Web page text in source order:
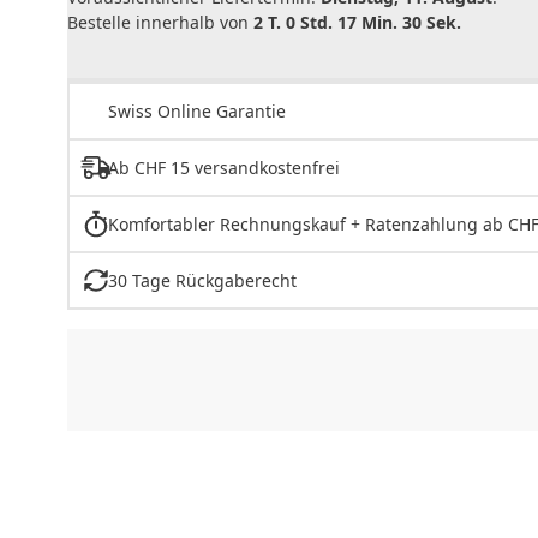
Bestelle innerhalb von 2 T. 0 Std. 17 Min. 30 Sek.
Swiss Online Garantie
Ab CHF 15 versandkostenfrei
Komfortabler Rechnungskauf + Ratenzahlung ab
30 Tage Rückgaberecht